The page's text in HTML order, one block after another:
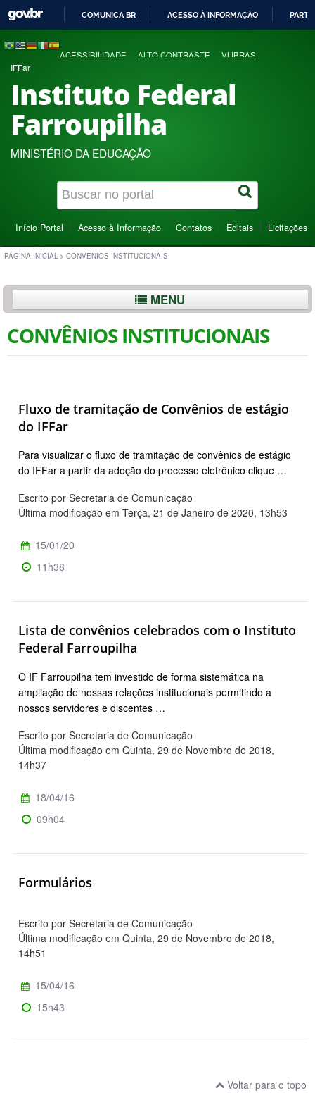
COMUNICA BR ACESSO À INFORMAÇÃO
ACESSIBILIDADE ALTO CONTRASTE VLIBRAS
IFFar
Instituto Federal
Farroupilha
MINISTÉRIO DA EDUCAÇÃO
Início Portal Acesso à Informação Contatos Editais Licitações
PÁGINA INICIAL > CONVÊNIOS INSTITUCIONAIS
MENU
CONVÊNIOS INSTITUCIONAIS
Fluxo de tramitação de Convênios de estágio
do IFFar
Para visualizar o fluxo de tramitação de convênios de estágio
do IFFar a partir da adoção do processo eletrônico clique …
Escrito por Secretaria de Comunicação
Última modificação em Terça, 21 de Janeiro de 2020, 13h53
15/01/20
11h38
Lista de convênios celebrados com o Instituto
Federal Farroupilha
O IF Farroupilha tem investido de forma sistemática na
ampliação de nossas relações institucionais permitindo a
nossos servidores e discentes …
Escrito por Secretaria de Comunicação
Última modificação em Quinta, 29 de Novembro de 2018,
14h37
18/04/16
09h04
Formulários
Escrito por Secretaria de Comunicação
Última modificação em Quinta, 29 de Novembro de 2018,
14h51
15/04/16
15h43
Voltar para o topo